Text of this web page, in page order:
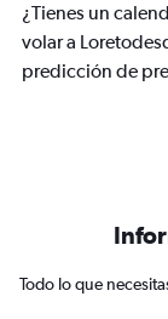
¿Tienes un
volar a
predicción de
Todo lo que